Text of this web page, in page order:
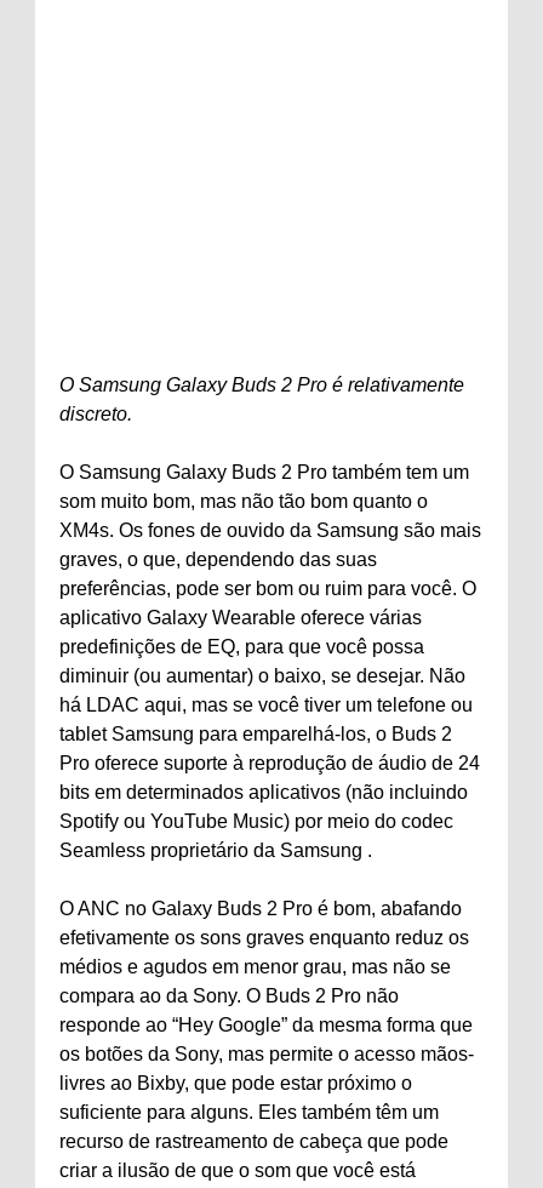
O Samsung Galaxy Buds 2 Pro é relativamente
discreto.
O Samsung Galaxy Buds 2 Pro também tem um
som muito bom, mas não tão bom quanto o
XM4s. Os fones de ouvido da Samsung são mais
graves, o que, dependendo das suas
preferências, pode ser bom ou ruim para você. O
aplicativo Galaxy Wearable oferece várias
predefinições de EQ, para que você possa
diminuir (ou aumentar) o baixo, se desejar. Não
há LDAC aqui, mas se você tiver um telefone ou
tablet Samsung para emparelhá-los, o Buds 2
Pro oferece suporte à reprodução de áudio de 24
bits em determinados aplicativos (não incluindo
Spotify ou YouTube Music) por meio do codec
Seamless proprietário da Samsung .
O ANC no Galaxy Buds 2 Pro é bom, abafando
efetivamente os sons graves enquanto reduz os
médios e agudos em menor grau, mas não se
compara ao da Sony. O Buds 2 Pro não
responde ao “Hey Google” da mesma forma que
os botões da Sony, mas permite o acesso mãos-
livres ao Bixby, que pode estar próximo o
suficiente para alguns. Eles também têm um
recurso de rastreamento de cabeça que pode
criar a ilusão de que o som que você está